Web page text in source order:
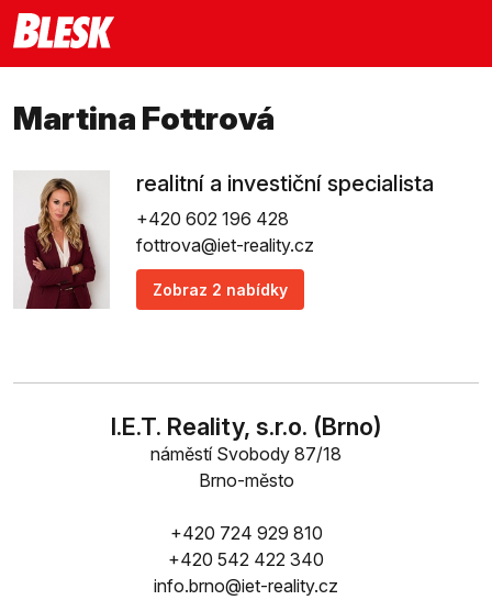
Martina Fottrová
realitní a investiční specialista
+420 602 196 428
fottrova@iet-reality.cz
Zobraz 2 nabídky
I.E.T. Reality, s.r.o. (Brno)
náměstí Svobody 87/18
Brno-město
+420 724 929 810
+420 542 422 340
info.brno@iet-reality.cz